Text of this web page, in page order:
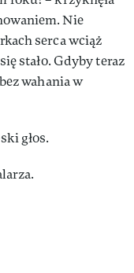
Nie
serca wciąż
stało. Gdyby teraz
wahania w
głos.